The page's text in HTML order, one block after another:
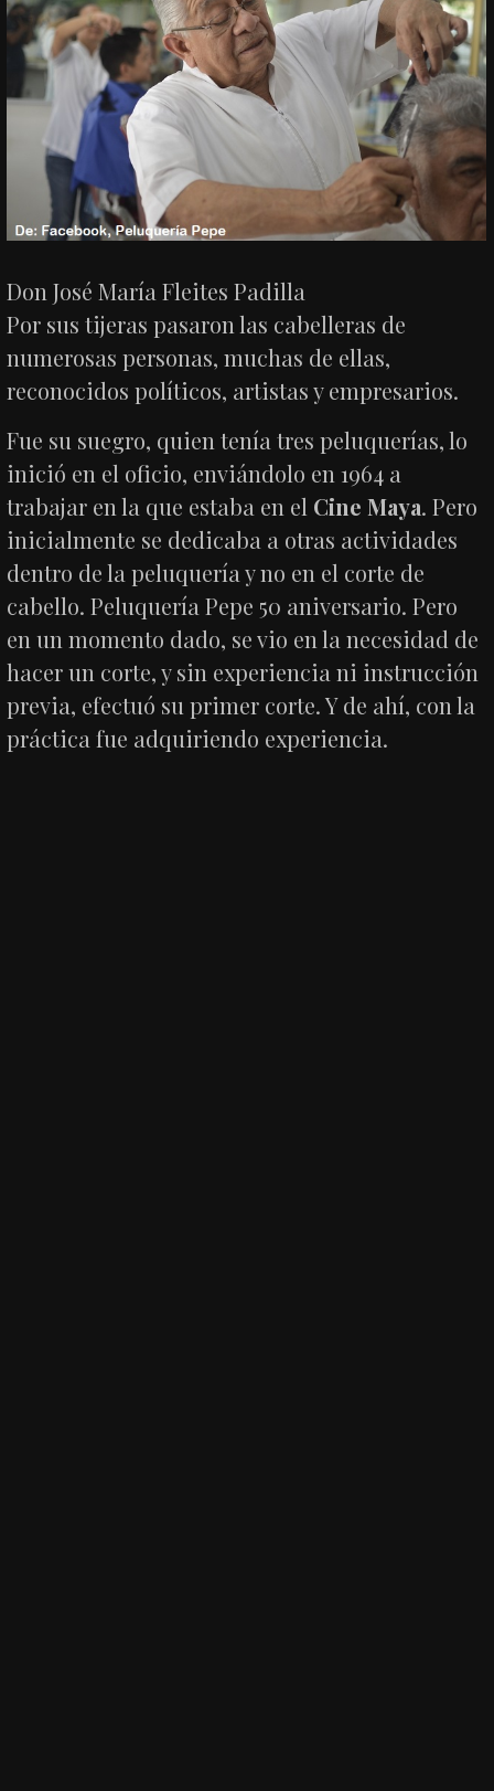
Don José María Fleites Padilla
Por sus tijeras pasaron las cabelleras de
numerosas personas, muchas de ellas,
reconocidos políticos, artistas y empresarios.
Fue su suegro, quien tenía tres peluquerías, lo
inició en el oficio, enviándolo en 1964 a
trabajar en la que estaba en el Cine Maya. Pero
inicialmente se dedicaba a otras actividades
dentro de la peluquería y no en el corte de
cabello. Peluquería Pepe 50 aniversario. Pero
en un momento dado, se vio en la necesidad de
hacer un corte, y sin experiencia ni instrucción
previa, efectuó su primer corte. Y de ahí, con la
práctica fue adquiriendo experiencia.